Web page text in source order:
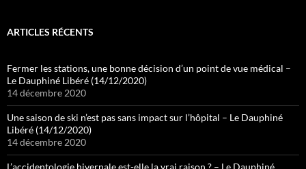
ARTICLES RÉCENTS
Fermer les stations, une bonne décision d’un point de vue médical –
Le Dauphiné Libéré (14/12/2020)
14 décembre 2020
Une saison de ski n’est pas sans impact sur l’hôpital – Le Dauphiné
Libéré (14/12/2020)
14 décembre 2020
L’accidentologie hivernale est-elle la vrai raison ? – Le Dauphiné